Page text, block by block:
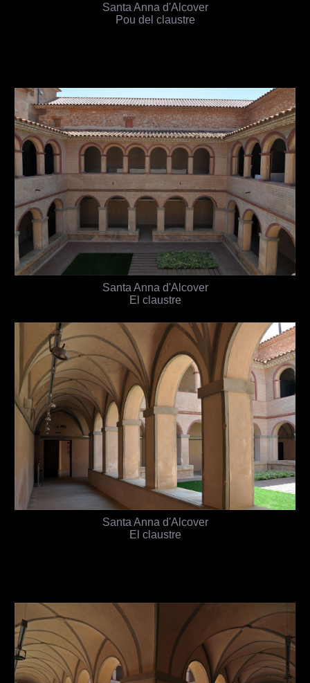
Santa Anna d'Alcover
Pou del claustre
Santa Anna d'Alcover
El claustre
Santa Anna d'Alcover
El claustre